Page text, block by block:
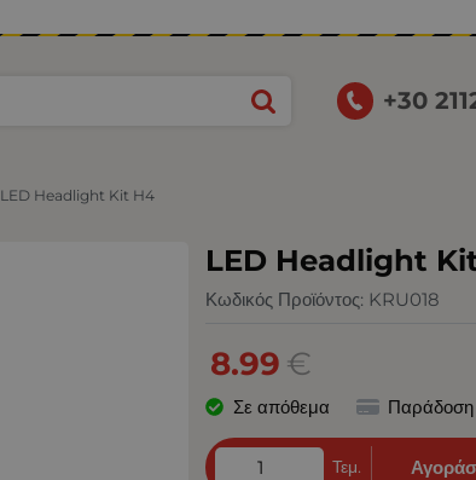
+30
LED Headlight Kit H4
LED Headlight
Κωδικός Προϊόντος: KRU018
8.99 €
Σε απόθεμα
Τεμ.